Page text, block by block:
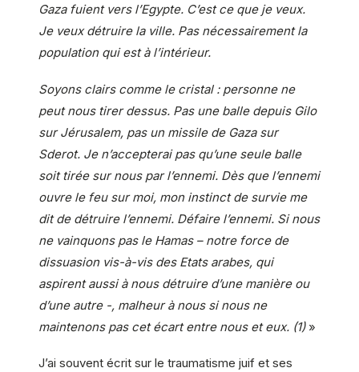
Gaza fuient vers l’Egypte. C’est ce que je veux.
Je veux détruire la ville. Pas nécessairement la
population qui est à l’intérieur.
Soyons clairs comme le cristal : personne ne
peut nous tirer dessus. Pas une balle depuis Gilo
sur Jérusalem, pas un missile de Gaza sur
Sderot. Je n’accepterai pas qu’une seule balle
soit tirée sur nous par l’ennemi. Dès que l’ennemi
ouvre le feu sur moi, mon instinct de survie me
dit de détruire l’ennemi. Défaire l’ennemi. Si nous
ne vainquons pas le Hamas – notre force de
dissuasion vis-à-vis des Etats arabes, qui
aspirent aussi à nous détruire d’une manière ou
d’une autre -, malheur à nous si nous ne
maintenons pas cet écart entre nous et eux. (1)»
J’ai souvent écrit sur le traumatisme juif et ses